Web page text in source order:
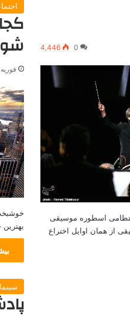
0
4,446
مجید انتظامی اسطوره موسیقی
از همان اوایل اختراع
فوریه 6, 2015
سینما